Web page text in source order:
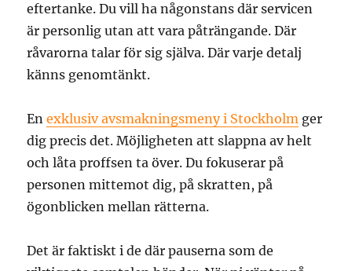
eftertanke. Du vill ha någonstans där servicen
är personlig utan att vara påträngande. Där
råvarorna talar för sig själva. Där varje detalj
känns genomtänkt.
Enexklusiv avsmakningsmeny i Stockholm ger
dig precis det. Möjligheten att slappna av helt
och låta proffsen ta över. Du fokuserar på
personen mittemot dig, på skratten, på
ögonblicken mellan rätterna.
Det är faktiskt i de där pauserna som de